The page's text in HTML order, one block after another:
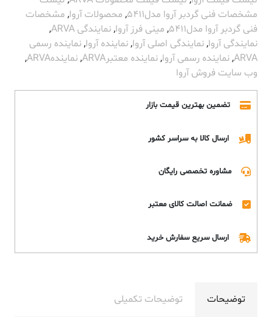
مشخصات فنی گردبر آروا مدل5411
, محصولات آروا, مشخصات
فنی گردبر آروا مدل5411
, مینی فرز آروا,نمایندگی ARVA
,
نمایندگی آروا,نمایندگی اصلی آروا,نماینده آروا,نماینده رسمی
ARVA
,نماینده رسمی آروا,نماینده معتبرARVA ,نمایندهARVA
,
وب سایت فروش آروا
تضمین بهترین قیمت بازار
ارسال کالا به سراسر کشور
مشاوره تخصصی رایگان
ضمانت اصالت کالای معتبر
ارسال سریع سفارش خرید
توضیحات توضیحات تکمیلی